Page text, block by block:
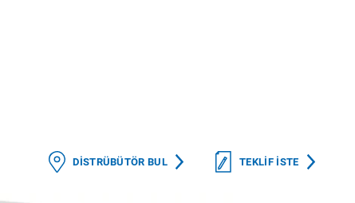
DISTRÜBÜTÖR BUL TEKLIF ISTE